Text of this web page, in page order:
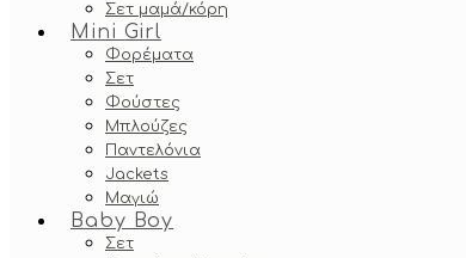
Σετ μαμά/κόρη
Mini Girl
Φορέματα
Σετ
Φούστες
Μπλούζες
Παντελόνια
Jackets
Μαγιώ
Baby Boy
Σετ